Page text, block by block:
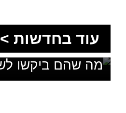
עוד בחדשות >
1,600 מתושבי
בגיבוש תוכנית
מה שהם ביקשו